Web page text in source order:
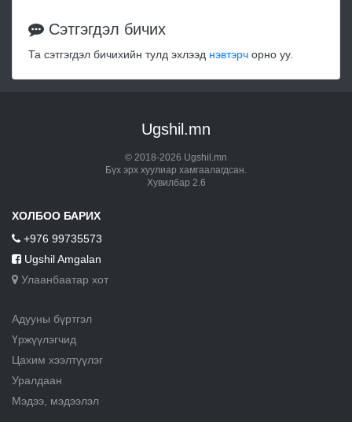
Сэтгэгдэл бичих
Та сэтгэгдэл бичихийн тулд эхлээд нэвтэрч орно уу.
Ugshil.mn
© 2018-2026 Ugshil.mn
Бүх эрх хуулиар хамгаалагдсан.
Хувилбар 2.6
ХОЛБОО БАРИХ
+976 99735573
Ugshil Amgalan
Улаанбаатар хот
Адууны бүртгэл
Үржүүлэгчид
Цахим хээлтүүлэг
Уралдаан
Мэдээ, мэдээлэл